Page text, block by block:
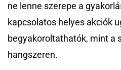
ne lenne szerepe a
kapcsolatos helyes akciók
begyakoroltathatók, mint a
hangszeren.